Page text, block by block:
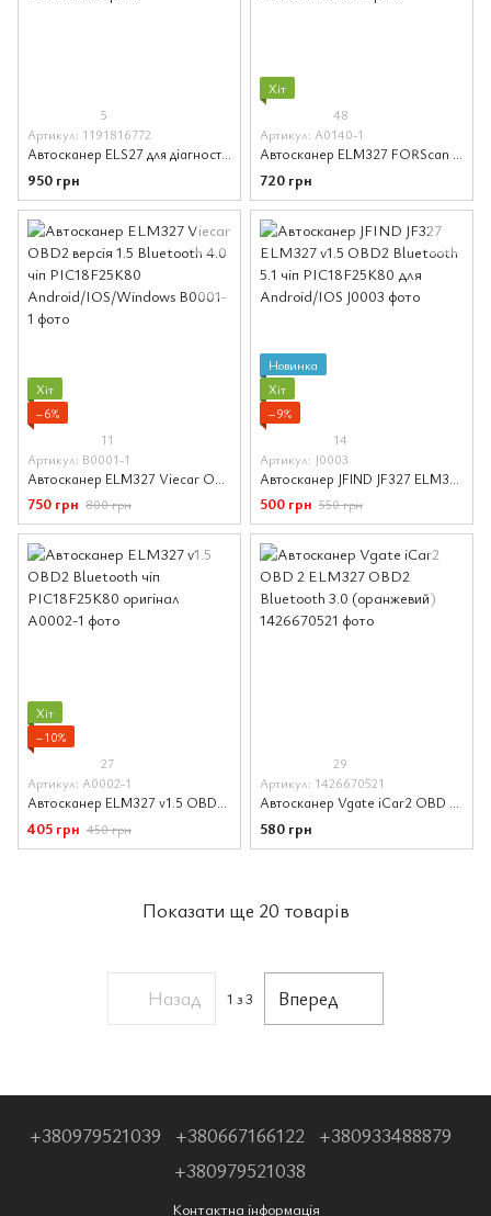
5
Артикул: 1191816772
Автосканер ELS27 для діагностики авто та кодування блоків FORD/MAZDA (FORScan/FoCCCus)
950 грн
Хіт
48
Артикул: A0140-1
Автосканер ELM327 FORScan OBD2 1.5 USB з перемикачем HS CAN та MS CAN для діагностики Ford та Mazda
720 грн
Хіт
−6%
11
Артикул: B0001-1
750 грн 800 грн
Новинка
Хіт
−9%
14
Артикул: J0003
500 грн 550 грн
Хіт
−10%
27
Артикул: A0002-1
Автосканер ELM327 v1.5 OBD2 Bluetooth чіп PIC18F25K80 оригінал
405 грн 450 грн
29
Артикул: 1426670521
Автосканер Vgate iCar2 OBD 2 ELM327 OBD2 Bluetooth 3.0 (оранжевий)
580 грн
Показати ще 20 товарів
Назад 1 з 3 Вперед
+380979521039 +380667166122
+380933488879
+380979521038
Контактна інформація